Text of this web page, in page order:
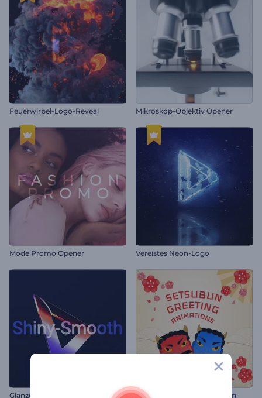
Feuerwirbel-Logo-Reveal Mikroskop-Objektiv Opener
Mode Promo Opener Vereistes Neon-Logo
Glänzend-glattes Logo-Reveal Setsubun Gruß Animationen